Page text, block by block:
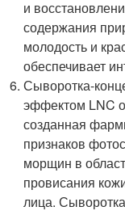
и
содержания
молодость и
обеспечивает
Сыворотка-
эффектом LNC
созданная
признаков
морщин в
провисания
лица.